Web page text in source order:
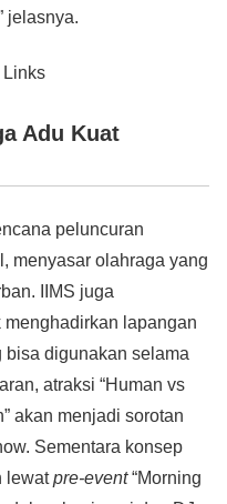
jelasnya.
Links
Adu Kuat
peluncuran
menyasar olahraga yang
IIMS juga
lapangan
bisa digunakan selama
atraksi “Human vs
akan menjadi sorotan
Sementara konsep
lewatpre-event“Morning